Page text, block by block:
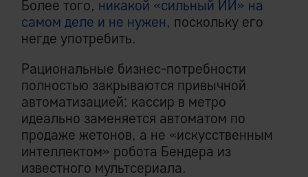
Более того, никакой «сильный ИИ» на
самом деле и не нужен, поскольку его
негде употребить.
Рациональные бизнес-потребности
полностью закрываются привычной
автоматизацией: кассир в метро
идеально заменяется автоматом по
продаже жетонов, а не «искусственным
интеллектом» робота Бендера из
известного мультсериала.